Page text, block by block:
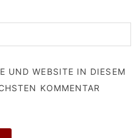
UND WEBSITE IN DIESEM
KOMMENTAR